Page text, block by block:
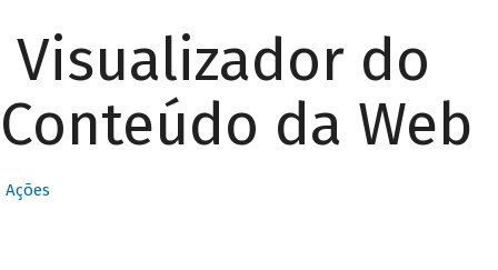
Visualizador do
Conteúdo da Web
Ações